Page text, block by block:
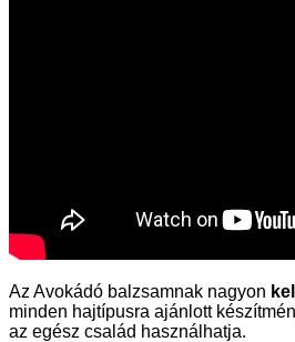
Az Avokádó balzsamnak nagyon
minden hajtípusra ajánlott
az egész család használhatja.